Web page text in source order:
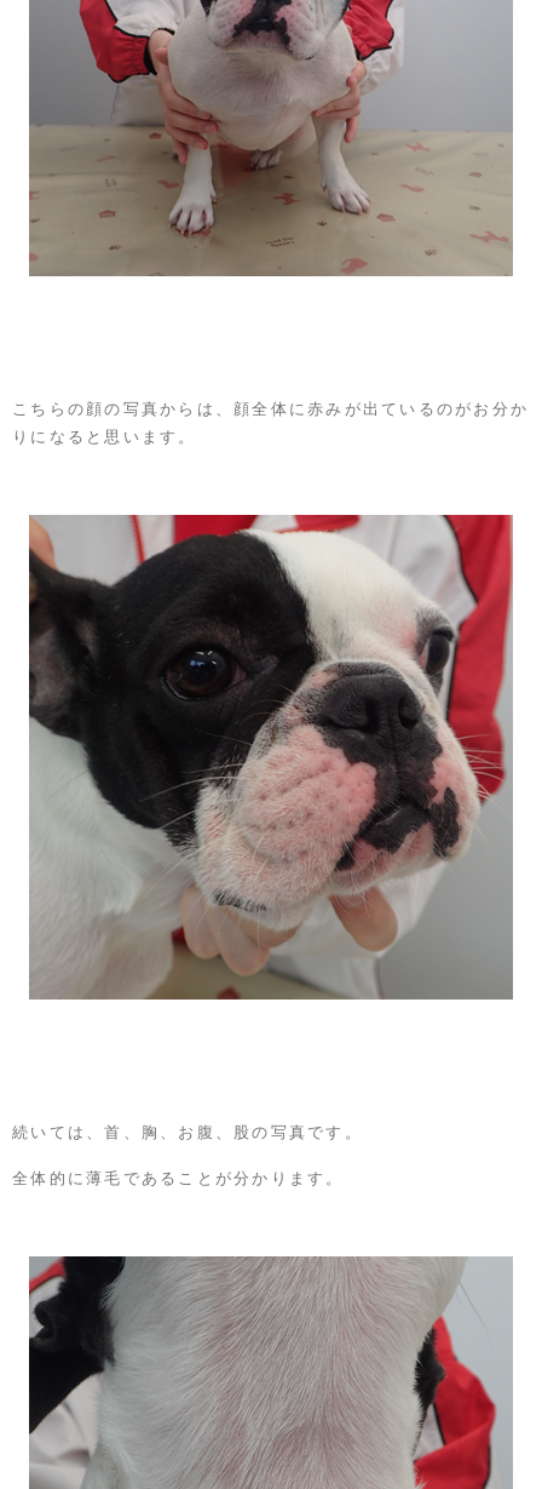
こちらの顔の写真からは、顔全体に赤みが出ているのがお分か
りになると思います。
続いては、首、胸、お腹、股の写真です。
全体的に薄毛であることが分かります。